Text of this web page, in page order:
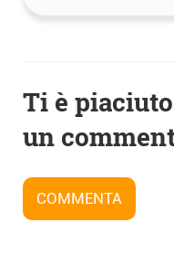
articoli
Ti è
un
COMMENTA